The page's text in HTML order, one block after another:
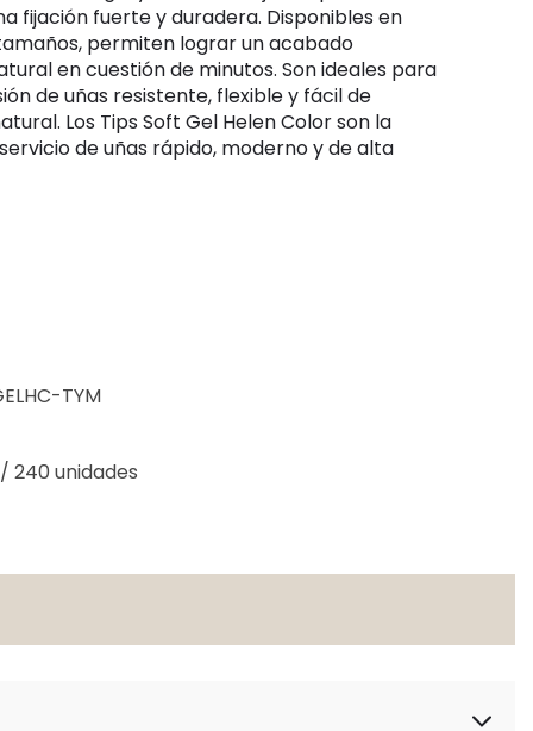
fijación fuerte y duradera. Disponibles en
permiten lograr un acabado
en cuestión de minutos. Son ideales para
de uñas resistente, flexible y fácil de
Los Tips Soft Gel Helen Color son la
de uñas rápido, moderno y de alta
TYM
240 unidades